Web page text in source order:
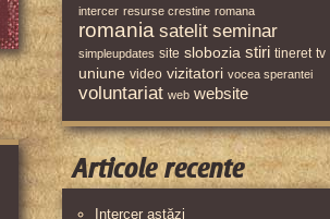
intercer resurse crestine romana
romania satelit seminar
simpleupdates site slobozia stiri tineret tv
uniune video vizitatori vocea sperantei
voluntariat web website
Articole recente
Intercer astăzi